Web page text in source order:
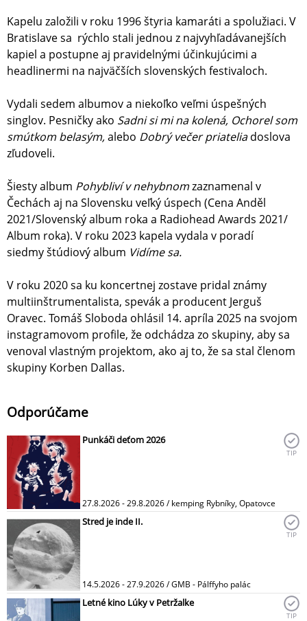
Kapelu založili v roku 1996 štyria kamaráti a spolužiaci. V
Bratislave sa rýchlo stali jednou z najvyhľadávanejších
kapiel a postupne aj pravidelnými účinkujúcimi a
headlinermi na najväčších slovenských festivaloch.
Vydali sedem albumov a niekoľko veľmi úspešných
singlov. Pesničky ako Sadni si mi na kolená, Ochorel som
smútkom belasým,alebo Dobrý večer priateliadoslova
zľudoveli.
Šiesty album Pohybliví v nehybnomzaznamenal v
Čechách aj na Slovensku veľký úspech (Cena Anděl
2021/Slovenský album roka a Radiohead Awards 2021/
Album roka). V roku 2023 kapela vydala v poradí
siedmy štúdiový album Vidíme sa.
V roku 2020 sa ku koncertnej zostave pridal známy
multiinštrumentalista, spevák a producent Jerguš
Oravec. Tomáš Sloboda ohlásil 14. apríla 2025 na svojom
instagramovom profile, že odchádza zo skupiny, aby sa
venoval vlastným projektom, ako aj to, že sa stal členom
skupiny Korben Dallas.
Odporúčame
Punkáči deťom 2026
27.8.2026 - 29.8.2026 / kemping Rybníky, Opatovce
TIP
Stred je inde II.
14.5.2026 - 27.9.2026 / GMB - Pálffyho palác
TIP
Letné kino Lúky v Petržalke
TIP